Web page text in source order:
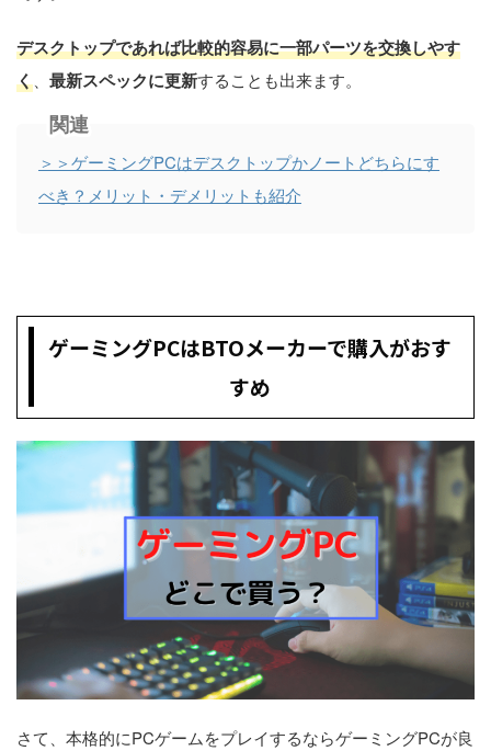
デスクトップであれば比較的容易に一部パーツを交換しやす
く
最新スペックに更新することも出来ます。
関連
＞＞ゲーミングPCはデスクトップかノートどちらにす
べき？メリット・デメリットも紹介
ゲーミングPCはBTOメーカーで購入がおす
すめ
さて、本格的にPCゲームをプレイするならゲーミングPCが良